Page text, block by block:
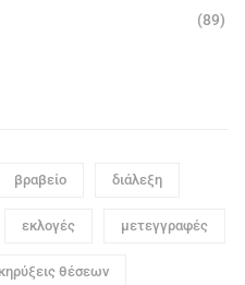
(89)
βραβείο διάλεξη
εκλογές μετεγγραφές
θέσεων